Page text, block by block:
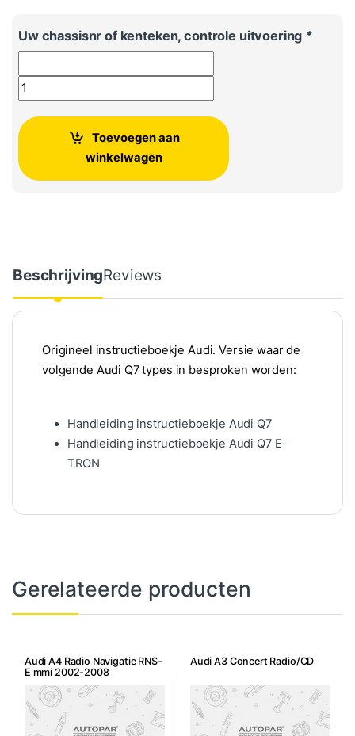
Uw chassisnr of kenteken, controle uitvoering *
Originele handleiding instructieboekje Audi Q7 aantal
Toevoegen aan
winkelwagen
BeschrijvingReviews
Origineel instructieboekje Audi. Versie waar de
volgende Audi Q7 types in besproken worden:
Handleiding instructieboekje Audi Q7
Handleiding instructieboekje Audi Q7 E-
TRON
Gerelateerde producten
Audi A4 Radio Navigatie RNS-
E mmi 2002-2008
Audi A3 Concert Radio/CD